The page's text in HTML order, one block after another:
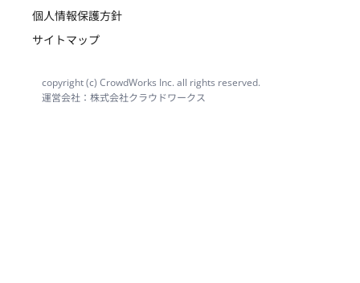
個人情報保護方針
サイトマップ
copyright (c) CrowdWorks Inc. all rights reserved.
運営会社：株式会社クラウドワークス